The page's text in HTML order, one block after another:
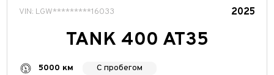
VIN: LGW*********16033 2025
TANK 400 AT35
5000 км
С пробегом